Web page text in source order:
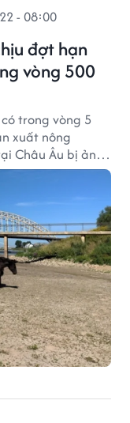
đợt hạn
vòng 500
- 08:00
trong vòng 5
xuất nông
Châu Âu bị ảnh